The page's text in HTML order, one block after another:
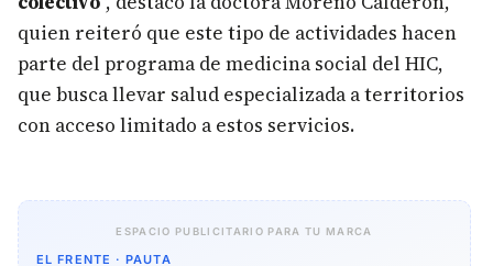
quien reiteró que este tipo de actividades hacen
parte del programa de medicina social del HIC,
que busca llevar salud especializada a territorios
con acceso limitado a estos servicios.
ESPACIO PUBLICITARIO PARA TU MARCA
EL FRENTE · PAUTA